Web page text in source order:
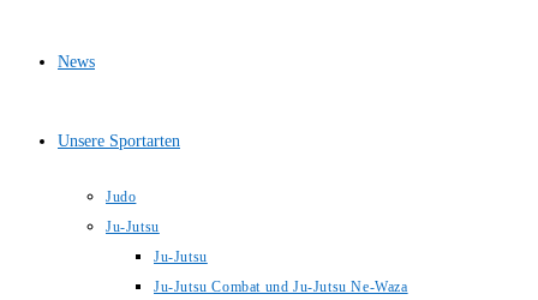
News
Unsere Sportarten
Judo
Ju-Jutsu
Ju-Jutsu
Ju-Jutsu Combat und Ju-Jutsu Ne-Waza